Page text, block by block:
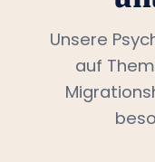
Unsere
auf